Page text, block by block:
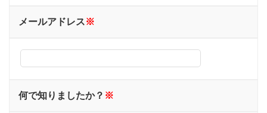
メールアドレス※
何で知りましたか？ ※